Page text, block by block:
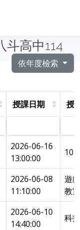
斗高中114
依年度檢索
授課日期 授
2026-06-16
13:00:00
2026-06-08
11:10:00
遊
教室
2026-06-10
14:40:00
科